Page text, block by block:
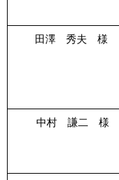
田澤 秀夫 様
中村 謙二 様